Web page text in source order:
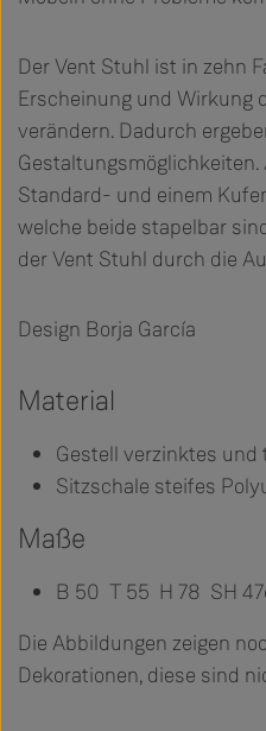
Der Vent Stuhl ist in zehn
Erscheinung und Wirkung
verändern. Dadurch
Standard- und einem
welche beide stapelbar
der Vent Stuhl durch die
Design Borja García
Material
Gestell verzinktes
Sitzschale steifes
Maße
B 50 T 55 H 78 SH
Die Abbildungen zeigen
Dekorationen, diese sind